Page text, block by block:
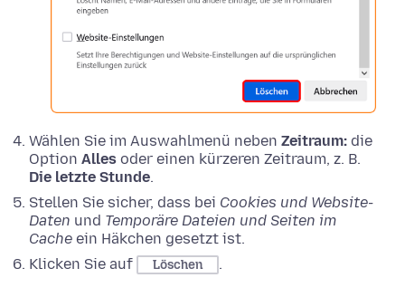
Wählen Sie im Auswahlmenü neben Zeitraum: die
Option Alles oder einen kürzeren Zeitraum, z. B.
Die letzte Stunde.
Stellen Sie sicher, dass bei Cookies und Website-
Daten und Temporäre Dateien und Seiten im
Cache ein Häkchen gesetzt ist.
Klicken Sie auf
Löschen .